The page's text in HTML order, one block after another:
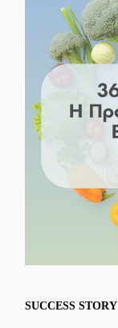
SUCCESS STORY